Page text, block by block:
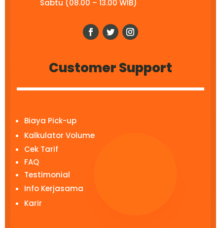
Sabtu (08.00 – 13.00 WIB)
Customer Support
Biaya Pick-up
Kalkulator Volume
Cek Tarif
FAQ
Testimonial
Info Kerjasama
Karir